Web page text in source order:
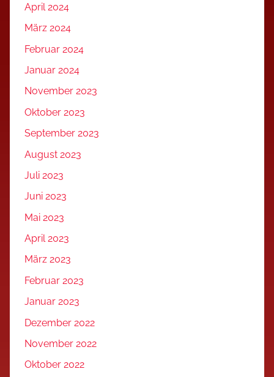
April 2024
März 2024
Februar 2024
Januar 2024
November 2023
Oktober 2023
September 2023
August 2023
Juli 2023
Juni 2023
Mai 2023
April 2023
März 2023
Februar 2023
Januar 2023
Dezember 2022
November 2022
Oktober 2022